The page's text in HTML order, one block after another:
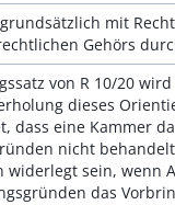
mit
Gehörs
von R 10/20
dieses
dass eine Kammer
nicht
widerlegt sein, wenn
das